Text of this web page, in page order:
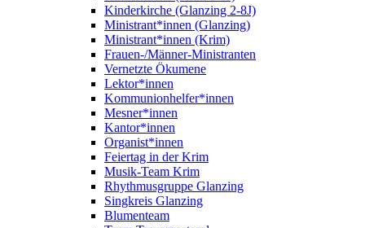
Kinderkirche (Glanzing 2-8J)
Ministrant*innen (Glanzing)
Ministrant*innen (Krim)
Frauen-/Männer-Ministranten
Vernetzte Ökumene
Lektor*innen
Kommunionhelfer*innen
Mesner*innen
Kantor*innen
Organist*innen
Feiertag in der Krim
Musik-Team Krim
Rhythmusgruppe Glanzing
Singkreis Glanzing
Blumenteam